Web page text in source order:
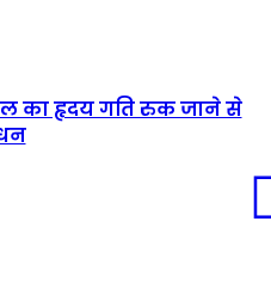
का हृदय गति रुक जाने से